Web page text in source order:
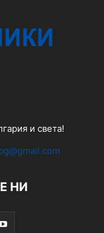
и света!
НИ